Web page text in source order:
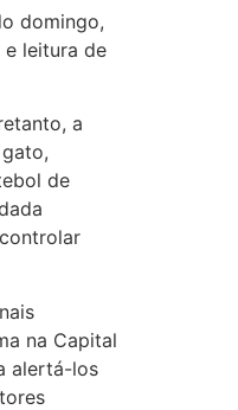
domingo,
e leitura de
a
de
na Capital
alertá-los